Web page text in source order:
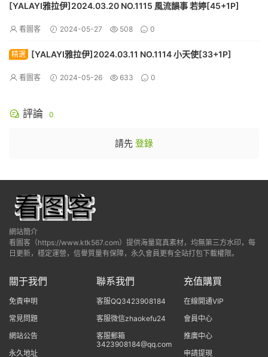
[YALAYI雅拉伊]2024.03.20 NO.1115 風流韻事 若婷[45+1P]
看圖客 2024-05-27 508 0
精選 [YALAYI雅拉伊]2024.03.11 NO.1114 小天使[33+1P]
看圖客 2024-05-26 633 0
評論 0
請先 登錄
網站簡介
看圖客（https://www.ktk567.com）提供海量寫真素材，均無第三方水印，每
日更新，穩定運營，信譽質量有保障，永久會員更有全站打包下載權限。
關于我們
免責申明
常見問題
網站公告
永久地址
聯系我們
客服QQ3423908184
客服微信zhaokefu24
客服郵箱
3423908184@qq.com
充值購買
在線開通VIP
會員中心
推廣中心
申請提現